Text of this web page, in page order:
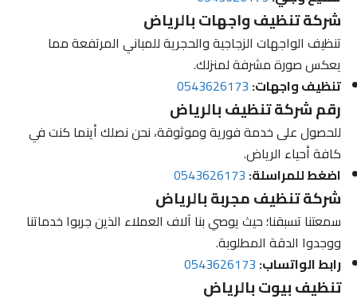
شركة تنظيف واجهات بالرياض
تنظيف الواجهات الزجاجية والحجرية للمباني المرتفعة مما
يعكس صورة مشرفة لمنزلك.
تنظيف واجهات:0543626173
رقم شركة تنظيف بالرياض
للحصول على خدمة فورية وموثوقة، نحن نصلك أينما كنت في
كافة أحياء الرياض.
اضغط للمراسلة:0543626173
شركة تنظيف مجربة بالرياض
سمعتنا تسبقنا؛ حيث يوصي بنا آلاف العملاء الذين جربوا خدماتنا
ووجدوا الدقة المطلوبة.
رابط الواتساب:0543626173
تنظيف بيوت بالرياض